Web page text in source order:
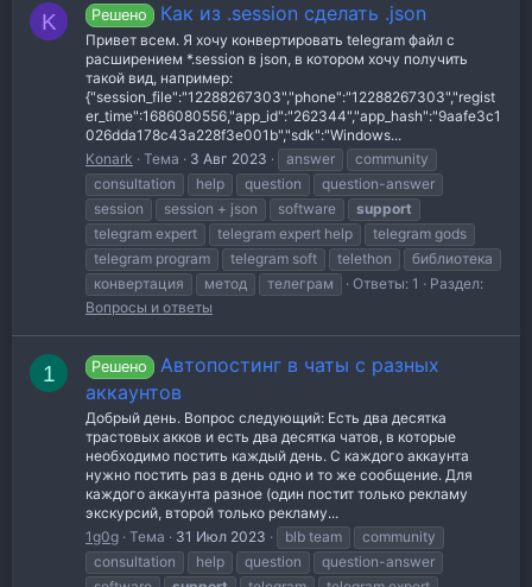
K Решено Как из .session сделать .json
Привет всем. Я хочу конвертировать telegram файл с
расширением *.session в json, в котором хочу получить
такой вид, например:
{"session_file":"12288267303","phone":"12288267303","regist
er_time":1686080556,"app_id":"262344","app_hash":"9aafe3c1
026dda178c43a228f3e001b","sdk":"Windows...
Konark
Тема 3 Авг 2023 answer
community
consultation
help question
question-answer
session
session + json software
support
telegram expert
telegram expert help
telegram gods
telegram program
telegram soft telethon
библиотека
конвертация
метод телеграм Ответы: 1
Раздел:
Вопросы и ответы
1 Решено
Автопостинг в чаты с разных
аккаунтов
Добрый день. Вопрос следующий: Есть два десятка
трастовых акков и есть два десятка чатов, в которые
необходимо постить каждый день. С каждого аккаунта
нужно постить раз в день одно и то же сообщение. Для
каждого аккаунта разное (один постит только рекламу
экскурсий, второй только рекламу...
1g0g Тема 31 Июл 2023 blb team
community
consultation
help question
question-answer